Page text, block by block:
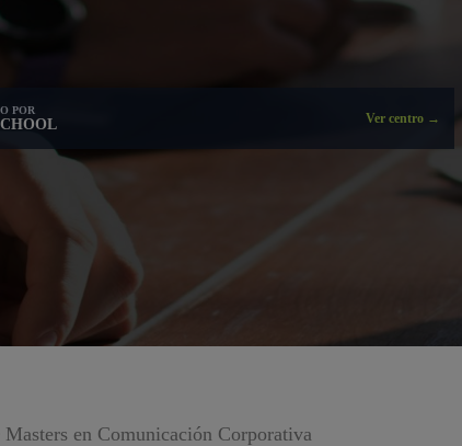
POR
Ver centro →
Masters en Comunicación Corporativa